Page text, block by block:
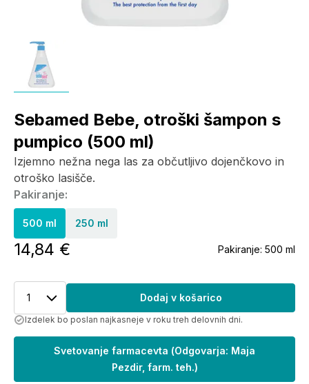
Sebamed Bebe, otroški šampon s
pumpico (500 ml)
Izjemno nežna nega las za občutljivo dojenčkovo in
otroško lasišče.
Pakiranje:
500 ml 250 ml
14,84 € Pakiranje: 500 ml
1 Dodaj v košarico
Izdelek bo poslan najkasneje v roku treh delovnih dni.
Svetovanje farmacevta (Odgovarja: Maja
Pezdir, farm. teh.)